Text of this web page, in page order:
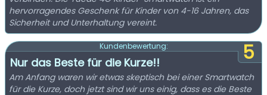
hervorragendes Geschenk für Kinder von 4-16 Jahren, das
Sicherheit und Unterhaltung vereint.
5
Kundenbewertung:
Nur das Beste für die Kurze!!
Am Anfang waren wir etwas skeptisch bei einer Smartwatch
für die Kurze, doch jetzt sind wir uns einig, dass es die Beste